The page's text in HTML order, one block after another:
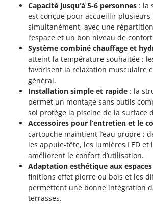
Titania
Tornado
Tre Spade
Trev - Abrek - TecnoVIR
Trotec
Troy-Bilt
Udor
Unger
Verdemax
Vesco
Volpi
Capacité jusqu’à 5-6 personnes : la
est conçue pour accueillir
simultanément, avec une
l’espace et un bon niveau de
Système combiné chauffage et
atteint la température souhaitée ;
favorisent la relaxation musculaire
général.
Installation simple et rapide : la
permet un montage sans outils
sol protège la piscine de la surface
Accessoires pour l’entretien et le
cartouche maintient l’eau propre ;
les appuie-tête, les lumières LED et
améliorent le confort d’utilisation.
Adaptation esthétique aux
finitions effet pierre ou bois et les
permettent une bonne intégration
terrasses.